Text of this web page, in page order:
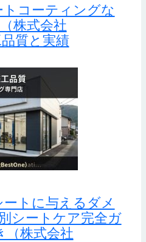
トコーティングな
株式会社
質と実績
トに与えるダメ
シートケア完全ガ
（株式会社